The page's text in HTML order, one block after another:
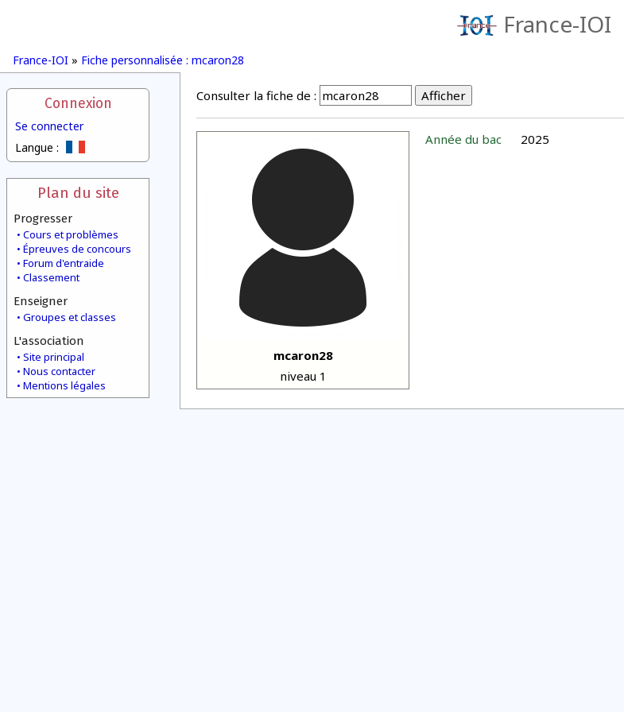
France-IOI
France-IOI » Fiche personnalisée : mcaron28
Connexion
Se connecter
Langue :
Plan du site
Progresser
Cours et problèmes
Épreuves de concours
Forum d'entraide
Classement
Enseigner
Groupes et classes
L'association
Site principal
Nous contacter
Mentions légales
Consulter la fiche de :
mcaron28
niveau 1
Année du bac 2025